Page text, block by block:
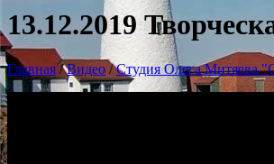
13.12.2019
Главная/Видео /Студия Олега Митяева